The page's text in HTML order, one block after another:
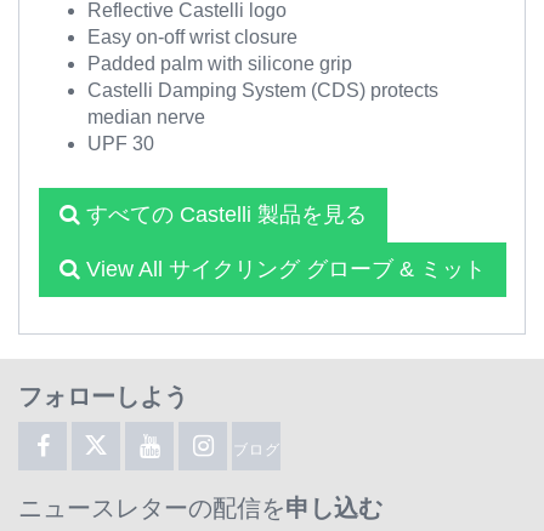
Reflective Castelli logo
Easy on-off wrist closure
Padded palm with silicone grip
Castelli Damping System (CDS) protects
median nerve
UPF 30
すべての Castelli 製品を見る
View All サイクリング グローブ & ミット
フォローしよう
ブログ
ニュースレターの配信を申し込む